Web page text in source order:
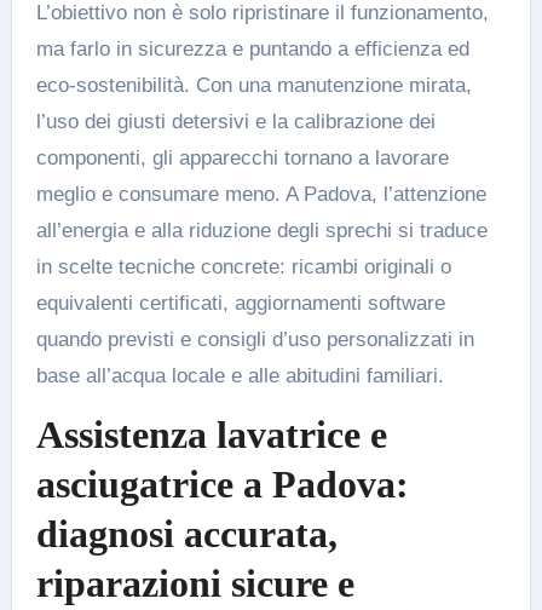
L’obiettivo non è solo ripristinare il funzionamento,
ma farlo in sicurezza e puntando a efficienza ed
eco-sostenibilità. Con una manutenzione mirata,
l’uso dei giusti detersivi e la calibrazione dei
componenti, gli apparecchi tornano a lavorare
meglio e consumare meno. A Padova, l’attenzione
all’energia e alla riduzione degli sprechi si traduce
in scelte tecniche concrete: ricambi originali o
equivalenti certificati, aggiornamenti software
quando previsti e consigli d’uso personalizzati in
base all’acqua locale e alle abitudini familiari.
Assistenza lavatrice e
asciugatrice a Padova:
diagnosi accurata,
riparazioni sicure e